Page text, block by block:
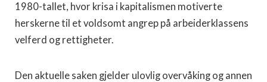
1980-tallet, hvor krisa i kapitalismen motiverte
herskerne til et voldsomt angrep på arbeiderklassens
velferd og rettigheter.
Den aktuelle saken gjelder ulovlig overvåking og annen